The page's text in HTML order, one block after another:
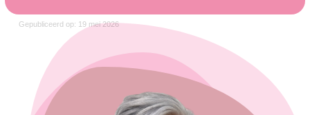
Gepubliceerd op: 19 mei 2026